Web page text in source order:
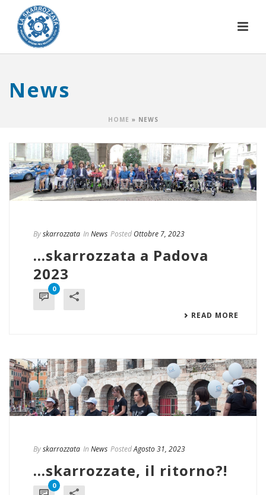
News
HOME » NEWS
Byskarrozzata In News Posted Ottobre 7, 2023
…skarrozzata a Padova
2023
0
READ MORE
Byskarrozzata In News PostedAgosto 31, 2023
…skarrozzate, il ritorno?!
0